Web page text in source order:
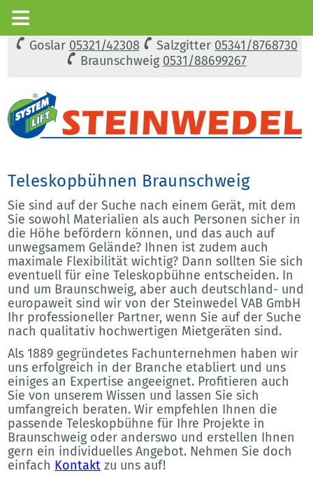
Goslar 05321/42308 Salzgitter 05341/8768730
Braunschweig 0531/88699267
Teleskopbühnen Braunschweig
Sie sind auf der Suche nach einem Gerät, mit dem
Sie sowohl Materialien als auch Personen sicher in
die Höhe befördern können, und das auch auf
unwegsamem Gelände? Ihnen ist zudem auch
maximale Flexibilität wichtig? Dann sollten Sie sich
eventuell für eine Teleskopbühne entscheiden. In
und um Braunschweig, aber auch deutschland- und
europaweit sind wir von der Steinwedel VAB GmbH
Ihr professioneller Partner, wenn Sie auf der Suche
nach qualitativ hochwertigen Mietgeräten sind.
Als 1889 gegründetes Fachunternehmen haben wir
uns erfolgreich in der Branche etabliert und uns
einiges an Expertise angeeignet. Profitieren auch
Sie von unserem Wissen und lassen Sie sich
umfangreich beraten. Wir empfehlen Ihnen die
passende Teleskopbühne für Ihre Projekte in
Braunschweig oder anderswo und erstellen Ihnen
gern ein individuelles Angebot. Nehmen Sie doch
einfach Kontakt zu uns auf!